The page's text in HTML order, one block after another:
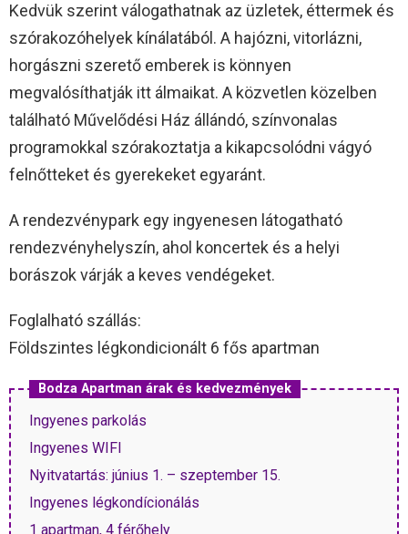
Kedvük szerint válogathatnak az üzletek, éttermek és
szórakozóhelyek kínálatából. A hajózni, vitorlázni,
horgászni szerető emberek is könnyen
megvalósíthatják itt álmaikat. A közvetlen közelben
található Művelődési Ház állándó, színvonalas
programokkal szórakoztatja a kikapcsolódni vágyó
felnőtteket és gyerekeket egyaránt.
A rendezvénypark egy ingyenesen látogatható
rendezvényhelyszín, ahol koncertek és a helyi
borászok várják a keves vendégeket.
Foglalható szállás:
Földszintes légkondicionált 6 fős apartman
Bodza Apartman árak és kedvezmények
Ingyenes parkolás
Ingyenes WIFI
Nyitvatartás: június 1. – szeptember 15.
Ingyenes légkondícionálás
1 apartman, 4 férőhely